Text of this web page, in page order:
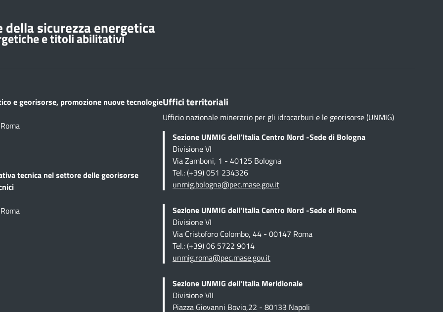
sicurezza energetica
e titoli abilitativi
e georisorse, promozione nuove tecnologie
tecnica nel settore delle georisorse
Uffici territoriali
Ufficio nazionale minerario per gli idrocarburi e le georisorse (UNMIG)
Sezione UNMIG dell’Italia Centro Nord -Sede di Bologna
Divisione VI
Via Zamboni, 1 - 40125 Bologna
Tel.: (+39) 051 234326
unmig.bologna@pec.mase.gov.it
Sezione UNMIG dell'Italia Centro Nord -Sede di Roma
Divisione VI
Via Cristoforo Colombo, 44 - 00147 Roma
Tel.: (+39) 06 5722 9014
unmig.roma@pec.mase.gov.it
Sezione UNMIG dell'Italia Meridionale
Divisione VII
Piazza Giovanni Bovio,22 - 80133 Napoli